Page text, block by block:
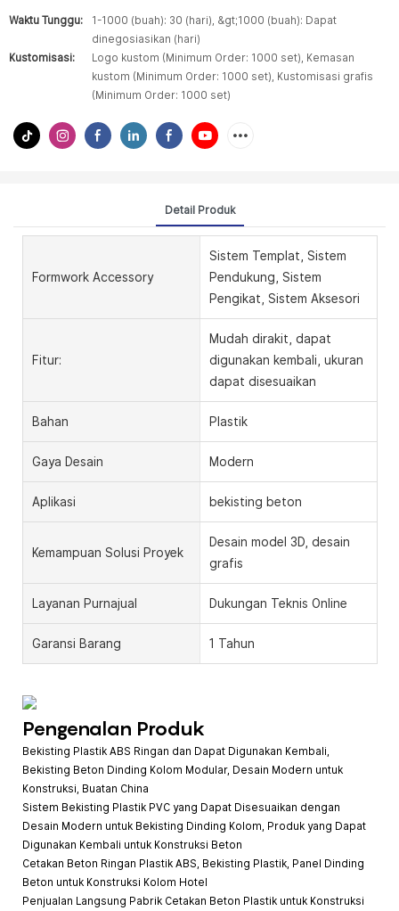
Waktu Tunggu:
1-1000 (buah): 30 (hari), &gt;1000 (buah): Dapat
dinegosiasikan (hari)
Kustomisasi:
Logo kustom (Minimum Order: 1000 set), Kemasan
kustom (Minimum Order: 1000 set), Kustomisasi grafis
(Minimum Order: 1000 set)
Detail Produk
Formwork Accessory
Sistem Templat, Sistem
Pendukung, Sistem
Pengikat, Sistem Aksesori
Fitur:
Mudah dirakit, dapat
digunakan kembali, ukuran
dapat disesuaikan
Bahan Plastik
Gaya Desain Modern
Aplikasi bekisting beton
Kemampuan Solusi Proyek
Desain model 3D, desain
grafis
Layanan Purnajual Dukungan Teknis Online
Garansi Barang 1 Tahun
Pengenalan Produk
Bekisting Plastik ABS Ringan dan Dapat Digunakan Kembali,
Bekisting Beton Dinding Kolom Modular, Desain Modern untuk
Konstruksi, Buatan China
Sistem Bekisting Plastik PVC yang Dapat Disesuaikan dengan
Desain Modern untuk Bekisting Dinding Kolom, Produk yang Dapat
Digunakan Kembali untuk Konstruksi Beton
Cetakan Beton Ringan Plastik ABS, Bekisting Plastik, Panel Dinding
Beton untuk Konstruksi Kolom Hotel
Penjualan Langsung Pabrik Cetakan Beton Plastik untuk Konstruksi